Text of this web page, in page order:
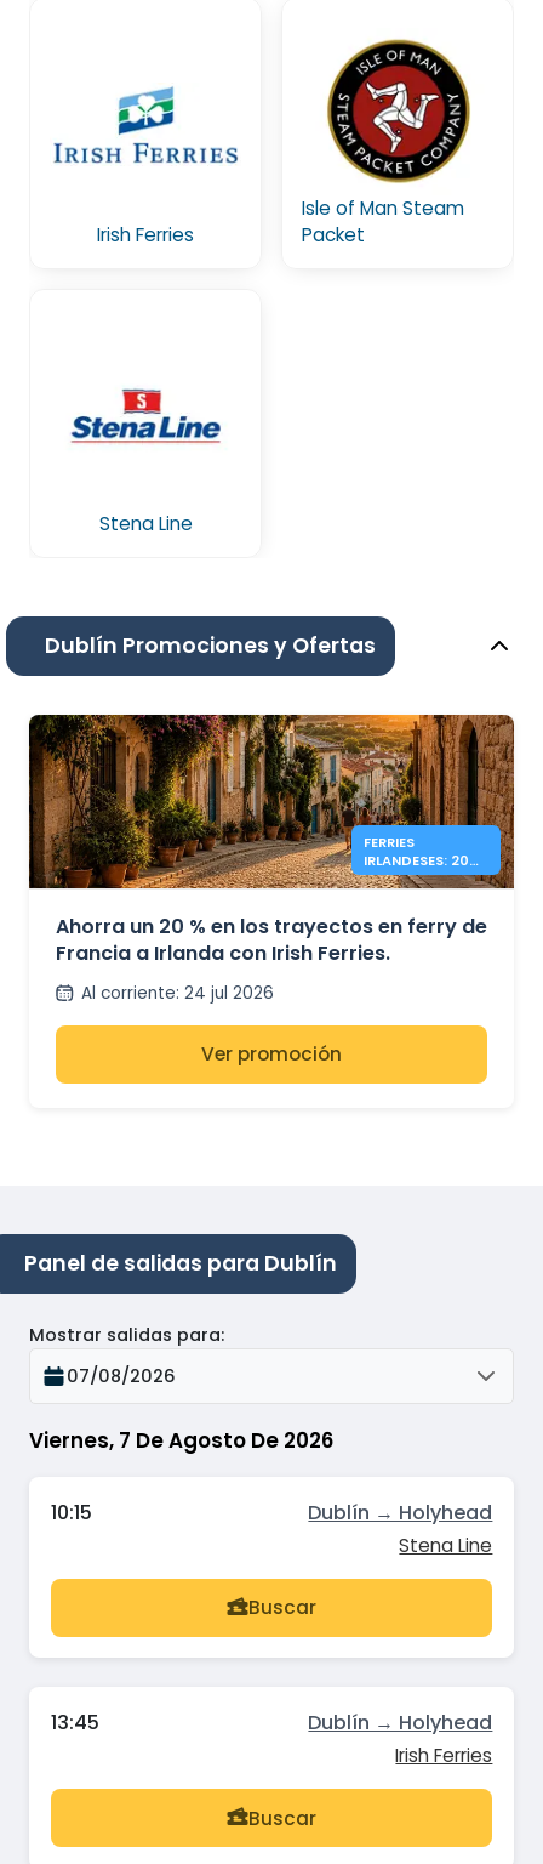
Irish Ferries
Isle of Man Steam
Packet
Stena Line
Dublín Promociones y Ofertas
FERRIES
IRLANDESES: 20%
DE DESCUENTO
IRLANDA
Ahorra un 20 % en los trayectos en ferry de
Francia a Irlanda con Irish Ferries.
Al corriente: 24 jul 2026
Ver promoción
Panel de salidas para Dublín
Viernes, 7 De Agosto De 2026
Mostrar salidas para:
07/08/2026
10:15 Dublín → Holyhead
Stena Line
Buscar
13:45 Dublín → Holyhead
Irish Ferries
Buscar